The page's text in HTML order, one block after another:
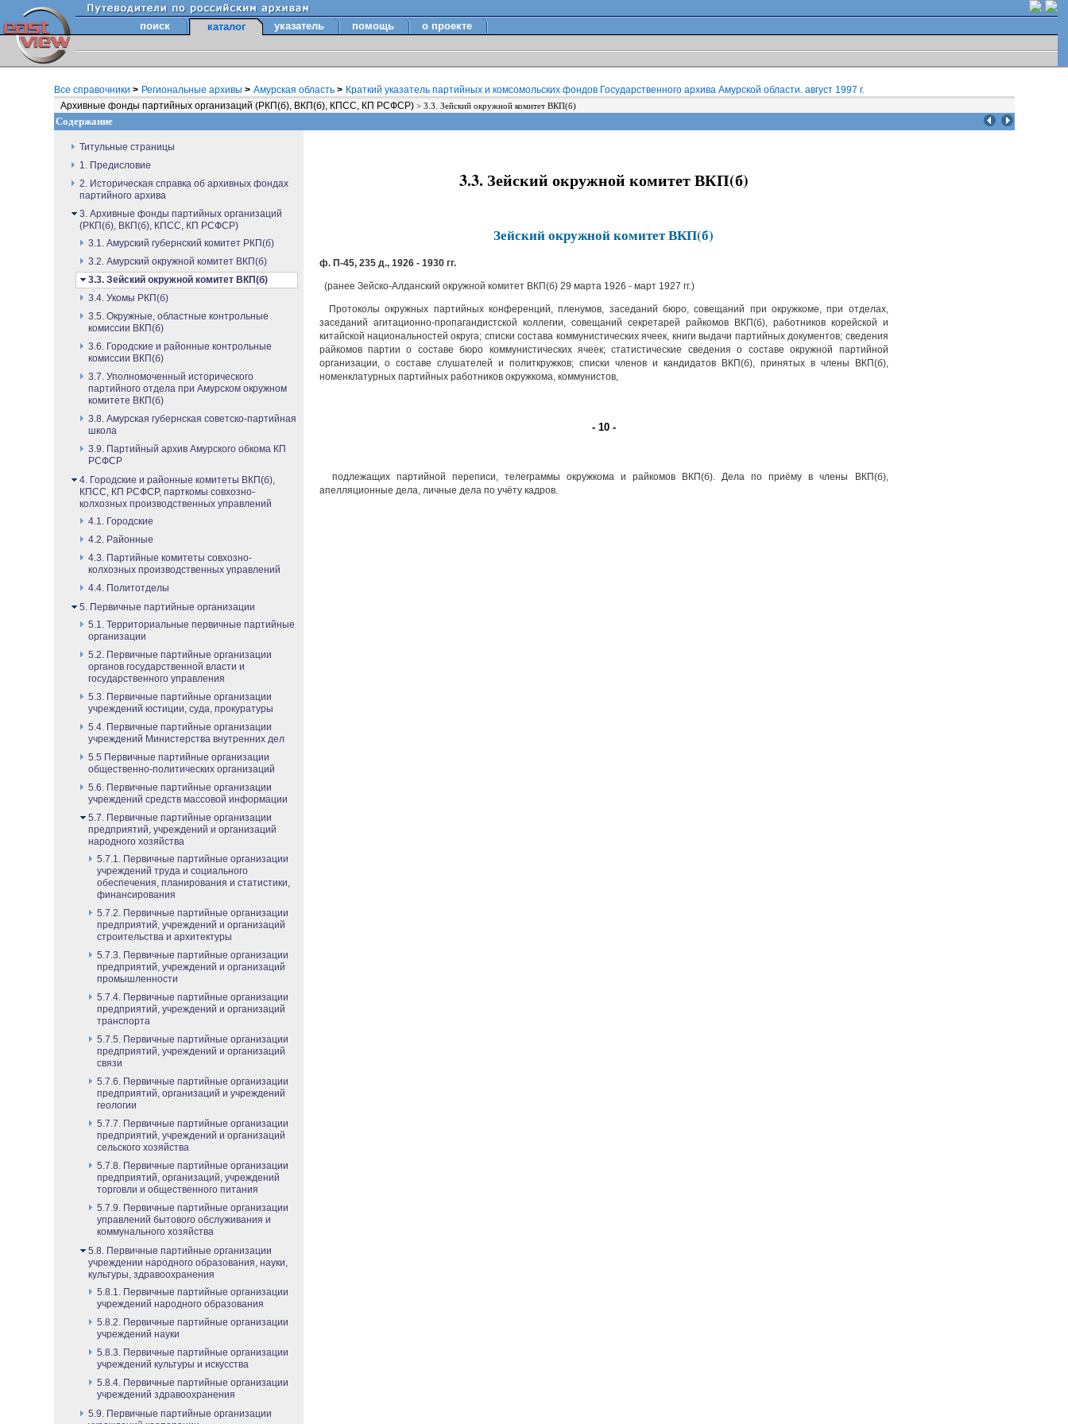
поиск каталог указатель помощь о проекте
Все справочники > Региональные архивы > Амурская область > Краткий указатель партийных и комсомольских фондов Государственного архива Амурской области. август 1997 г.
Архивные фонды партийных организаций (РКП(б), ВКП(б), КПСС, КП РСФСР) >3.3. Зейский окружной комитет ВКП(б)
Содержание
Титульные страницы
1. Предисловие
2. Историческая справка об архивных фондах
партийного архива
3. Архивные фонды партийных организаций
(РКП(б), ВКП(б), КПСС, КП РСФСР)
3.1. Амурский губернский комитет РКП(б)
3.2. Амурский окружной комитет ВКП(б)
3.3. Зейский окружной комитет ВКП(б)
3.4. Укомы РКП(б)
3.5. Окружные, областные контрольные
комиссии ВКП(б)
3.6. Городские и районные контрольные
комиссии ВКП(б)
3.7. Уполномоченный исторического
партийного отдела при Амурском окружном
комитете ВКП(б)
3.8. Амурская губернская советско-партийная
школа
3.9. Партийный архив Амурского обкома КП
РСФСР
4. Городские и районные комитеты ВКП(б),
КПСС, КП РСФСР, парткомы совхозно-
колхозных производственных управлений
4.1. Городские
4.2. Районные
4.3. Партийные комитеты совхозно-
колхозных производственных управлений
4.4. Политотделы
5. Первичные партийные организации
5.1. Территориальные первичные партийные
организации
5.2. Первичные партийные организации
органов государственной власти и
государственного управления
5.3. Первичные партийные организации
учреждений юстиции, суда, прокуратуры
5.4. Первичные партийные организации
учреждений Министерства внутренних дел
5.5 Первичные партийные организации
общественно-политических организаций
5.6. Первичные партийные организации
учреждений средств массовой информации
5.7. Первичные партийные организации
предприятий, учреждений и организаций
народного хозяйства
5.7.1. Первичные партийные организации
учреждений труда и социального
обеспечения, планирования и статистики,
финансирования
5.7.2. Первичные партийные организации
предприятий, учреждений и организаций
строительства и архитектуры
5.7.3. Первичные партийные организации
предприятий, учреждений и организаций
промышленности
5.7.4. Первичные партийные организации
предприятий, учреждений и организаций
транспорта
5.7.5. Первичные партийные организации
предприятий, учреждений и организаций
связи
5.7.6. Первичные партийные организации
предприятий, организаций и учреждений
геологии
5.7.7. Первичные партийные организации
предприятий, учреждений и организаций
сельского хозяйства
5.7.8. Первичные партийные организации
предприятий, организаций, учреждений
торговли и общественного питания
5.7.9. Первичные партийные организации
управлений бытового обслуживания и
коммунального хозяйства
5.8. Первичные партийные организации
учреждении народного образования, науки,
культуры, здравоохранения
5.8.1. Первичные партийные организации
учреждений народного образования
5.8.2. Первичные партийные организации
учреждений науки
5.8.3. Первичные партийные организации
учреждений культуры и искусства
5.8.4. Первичные партийные организации
учреждений здравоохранения
5.9. Первичные партийные организации
3.3. Зейский окружной комитет ВКП(б)
Зейский окружной комитет ВКП(б)
ф. П-45, 235 д., 1926 - 1930 гг.
(ранее Зейско-Алданский окружной комитет ВКП(б) 29 марта 1926 - март 1927 гг.)
Протоколы окружных партийных конференций, пленумов, заседаний бюро, совещаний при окружкоме, при отделах,
заседаний агитационно-пропагандистской коллегии, совещаний секретарей райкомов ВКП(б), работников корейской и
китайской национальностей округа; списки состава коммунистических ячеек, книги выдачи партийных документов; сведения
райкомов партии о составе бюро коммунистических ячеек; статистические сведения о составе окружной партийной
организации, о составе слушателей и политкружков; списки членов и кандидатов ВКП(б), принятых в члены ВКП(б),
номенклатурных партийных работников окружкома, коммунистов,
- 10 -
подлежащих партийной переписи, телеграммы окружкома и райкомов ВКП(б). Дела по приёму в члены ВКП(б),
апелляционные дела, личные дела по учёту кадров.